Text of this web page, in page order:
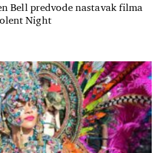
Bell predvode nastavak filma
Night